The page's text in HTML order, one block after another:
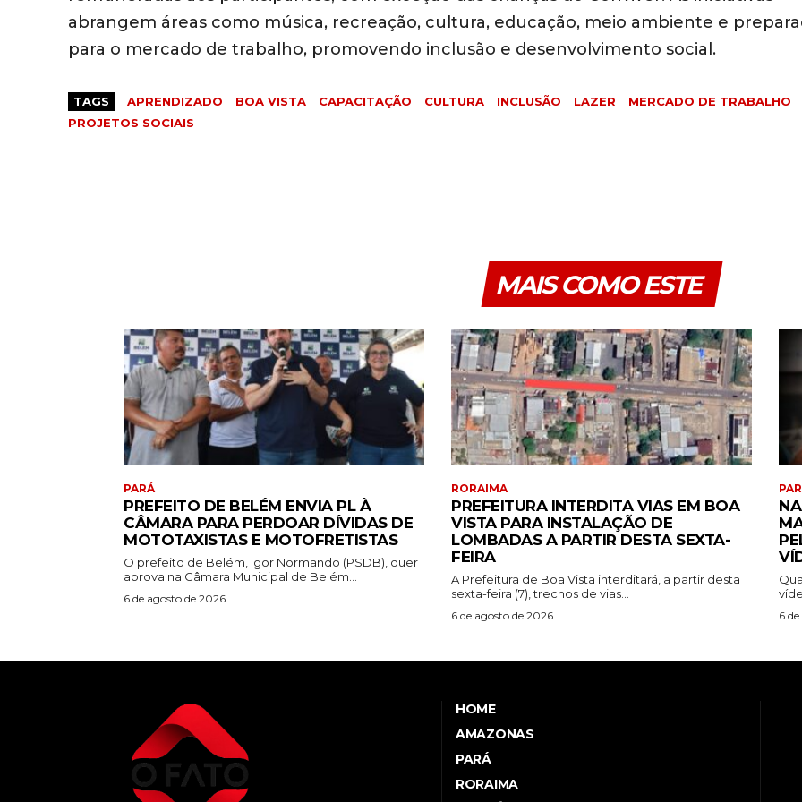
abrangem áreas como música, recreação, cultura, educação, meio ambiente e
para o mercado de trabalho, promovendo inclusão e desenvolvimento social.
TAGS APRENDIZADO BOA VISTA CAPACITAÇÃO CULTURA INCLUSÃO LAZER
MERCADO DE TRABALHO
PROJETOS SOCIAIS
MAIS COMO ESTE
PARÁ
PREFEITO DE BELÉM ENVIA PL À
CÂMARA PARA PERDOAR DÍVIDAS DE
MOTOTAXISTAS E MOTOFRETISTAS
O prefeito de Belém, Igor Normando (PSDB), quer
aprova na Câmara Municipal de Belém...
6 de agosto de 2026
RORAIMA
PREFEITURA INTERDITA VIAS EM BOA
VISTA PARA INSTALAÇÃO DE
LOMBADAS A PARTIR DESTA SEXTA-
FEIRA
A Prefeitura de Boa Vista interditará, a partir desta
sexta-feira (7), trechos de vias...
6 de agosto de 2026 6
HOME
AMAZONAS
PARÁ
RORAIMA